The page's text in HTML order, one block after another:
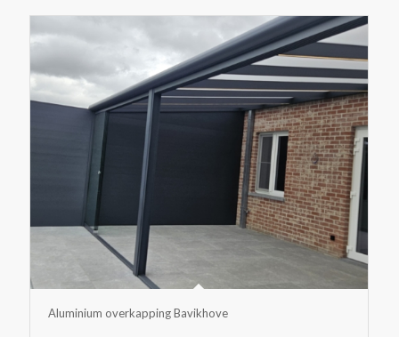
Aluminium overkapping Bavikhove